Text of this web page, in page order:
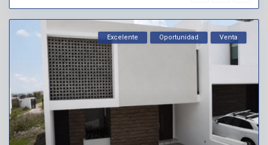
Excelente Oportunidad Venta